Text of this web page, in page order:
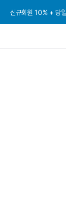
신규회원 10% + 당